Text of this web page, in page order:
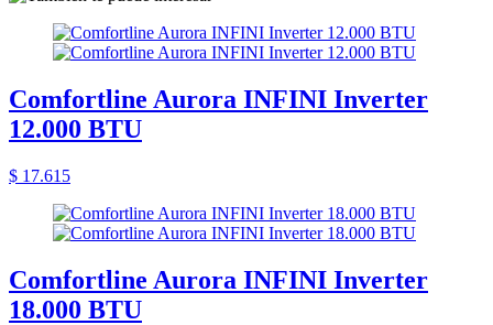
Comfortline Aurora INFINI Inverter
12.000 BTU
$ 17.615
Comfortline Aurora INFINI Inverter
18.000 BTU